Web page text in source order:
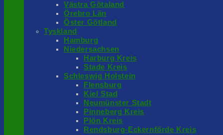
Västra Götaland
Örebro Län
Öster Götland
Tyskland
Hamburg
Niedersachsen
Harburg Kreis
Stade Kreis
Schleswig Holstein
Flensburg
Kiel Stad
Neumünster Stadt
Pinneberg Kreis
Plön Kreis
Rendsburg-Eckernförde Kreis